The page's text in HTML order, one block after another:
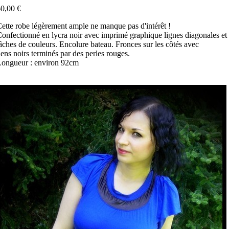
€
robe légèrement ample ne manque pas d'intérêt !
en lycra noir avec imprimé graphique lignes diagonales et
de couleurs. Encolure bateau. Fronces sur les côtés avec
noirs terminés par des perles rouges.
: environ 92cm